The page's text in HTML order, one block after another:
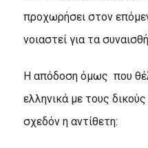
προχωρήσει στον
νοιαστεί για τα
Η απόδοση όμως που
ελληνικά με τους
σχεδόν η αντίθετη: